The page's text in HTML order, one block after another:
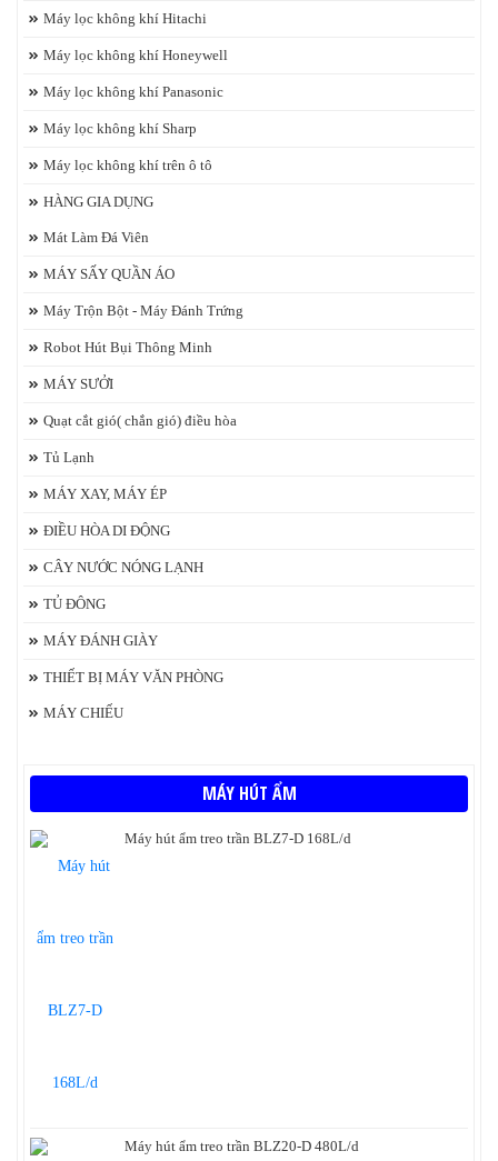
Máy lọc không khí Hitachi
Máy lọc không khí Honeywell
Máy lọc không khí Panasonic
Máy lọc không khí Sharp
Máy lọc không khí trên ô tô
HÀNG GIA DỤNG
Mát Làm Đá Viên
MÁY SẤY QUẦN ÁO
Máy Trộn Bột - Máy Đánh Trứng
Robot Hút Bụi Thông Minh
MÁY SƯỞI
Quạt cắt gió( chắn gió) điều hòa
Tủ Lạnh
MÁY XAY, MÁY ÉP
ĐIỀU HÒA DI ĐỘNG
CÂY NƯỚC NÓNG LẠNH
TỦ ĐÔNG
MÁY ĐÁNH GIÀY
THIẾT BỊ MÁY VĂN PHÒNG
MÁY CHIẾU
MÁY HÚT ẨM
Máy hút ẩm treo trần BLZ7-D 168L/d
Máy hút ẩm treo trần BLZ20-D 480L/d